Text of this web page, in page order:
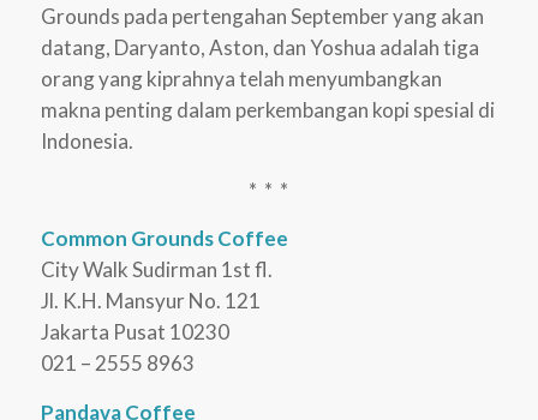
Grounds pada pertengahan September yang akan
datang, Daryanto, Aston, dan Yoshua adalah tiga
orang yang kiprahnya telah menyumbangkan
makna penting dalam perkembangan kopi spesial di
Indonesia.
* * *
Common Grounds Coffee
City Walk Sudirman 1st fl.
Jl. K.H. Mansyur No. 121
Jakarta Pusat 10230
021 – 2555 8963
Pandava Coffee